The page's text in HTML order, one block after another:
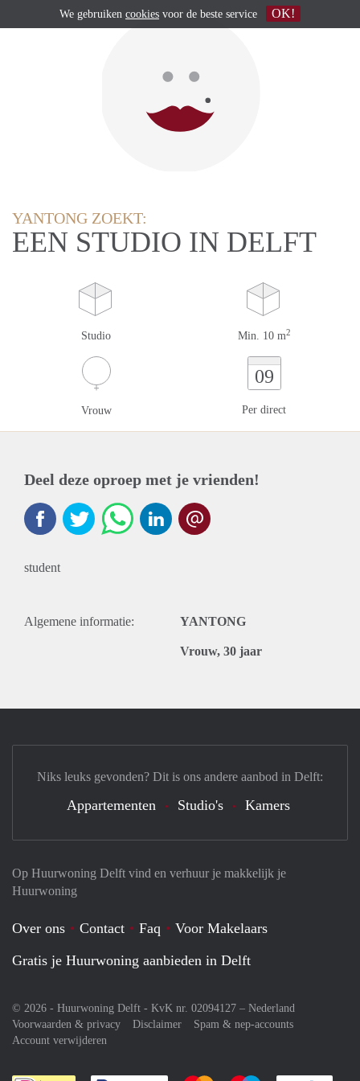
YANTONG ZOEKT:
EEN STUDIO IN DELFT
Studio Min. 10 m2
Vrouw
09
Per direct
Deel deze oproep met je vrienden!
student
Algemene informatie: YANTONG
Vrouw, 30 jaar
Op Huurwoning Delft vind en verhuur je makkelijk je
Huurwoning
Over ons Contact Faq
Voor Makelaars
Gratis je Huurwoning aanbieden in Delft
© 2026 - Huurwoning Delft - KvK nr. 02094127 – Nederland
Voorwaarden & privacy
Disclaimer
Spam & nep-accounts
Account verwijderen
Niks leuks gevonden? Dit is ons andere aanbod in Delft:
Appartementen Studio's Kamers
We gebruiken cookies voor de beste service OK!